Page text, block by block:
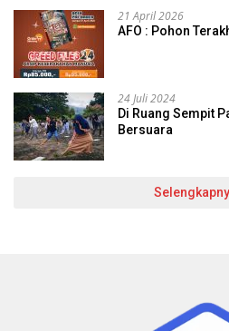
21 April 2026
AFO : Pohon
24 Juli 2024
Di Ruang Sempit
Bersuara